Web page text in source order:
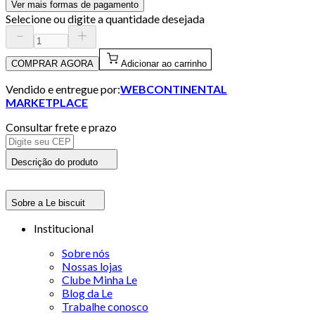
Ver mais formas de pagamento
Selecione ou digite a quantidade desejada
COMPRAR AGORA Adicionar ao carrinho
Vendido e entregue por:WEBCONTINENTAL
MARKETPLACE
Consultar frete e prazo
Descrição do produto
Sobre a Le biscuit
Institucional
Sobre nós
Nossas lojas
Clube Minha Le
Blog da Le
Trabalhe conosco